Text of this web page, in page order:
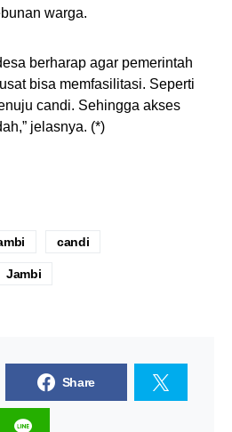
warga.
berharap agar pemerintah
bisa memfasilitasi. Seperti
candi. Sehingga akses
jelasnya. (*)
candi
Jambi
Share